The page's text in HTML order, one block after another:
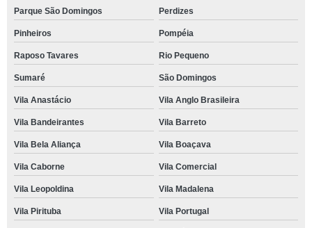
Parque São Domingos Perdizes
Pinheiros Pompéia
Raposo Tavares Rio Pequeno
Sumaré São Domingos
Vila Anastácio Vila Anglo Brasileira
Vila Bandeirantes Vila Barreto
Vila Bela Aliança Vila Boaçava
Vila Caborne Vila Comercial
Vila Leopoldina Vila Madalena
Vila Pirituba Vila Portugal